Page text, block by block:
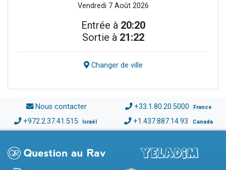
Vendredi 7 Août 2026
Entrée à 20:20
Sortie à 21:22
Changer de ville
Nous contacter +33.1.80.20.5000 France
+972.2.37.41.515 Israël +1.437.887.14.93 Canada